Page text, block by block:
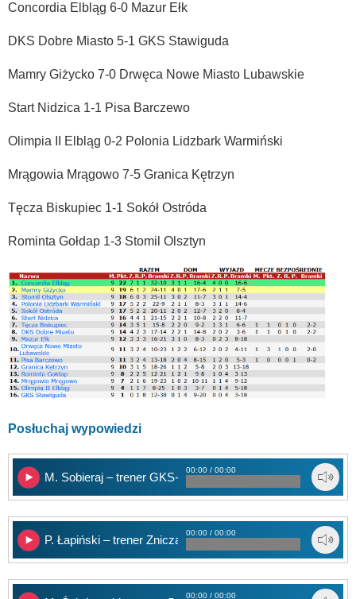
Concordia Elbląg 6-0 Mazur Ełk
DKS Dobre Miasto 5-1 GKS Stawiguda
Mamry Giżycko 7-0 Drwęca Nowe Miasto Lubawskie
Start Nidzica 1-1 Pisa Barczewo
Olimpia II Elbląg 0-2 Polonia Lidzbark Warmiński
Mrągowia Mrągowo 7-5 Granica Kętrzyn
Tęcza Biskupiec 1-1 Sokół Ostróda
Rominta Gołdap 1-3 Stomil Olsztyn
Posłuchaj wypowiedzi
M. Sobieraj – trener GKS-u
00:00 / 00:00
P. Łapiński – trener Znicza
00:00 / 00:00
00:00 / 00:00